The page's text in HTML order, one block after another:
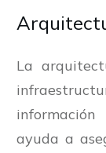
La
ayuda a